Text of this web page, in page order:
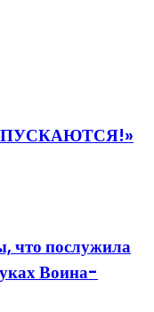
что послужила
Воина-